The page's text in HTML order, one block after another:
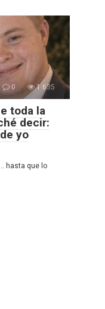
0 1 635
toda la
decir:
yo
hasta que lo